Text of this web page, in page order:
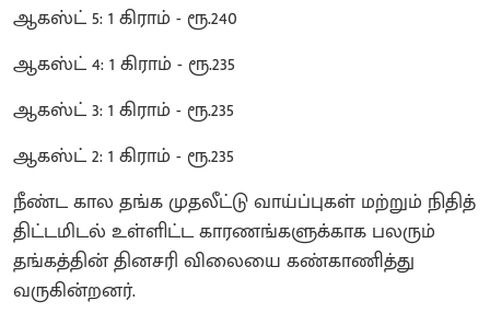
ஆகஸ்ட் 5: 1 கிராம் - ரூ.240
ஆகஸ்ட் 4: 1 கிராம் - ரூ.235
ஆகஸ்ட் 3: 1 கிராம் - ரூ.235
ஆகஸ்ட் 2: 1 கிராம் - ரூ.235
நீண்ட கால தங்க முதலீட்டு வாய்ப்புகள் மற்றும் நிதித்
திட்டமிடல் உள்ளிட்ட காரணங்களுக்காக பலரும்
தங்கத்தின் தினசரி விலையை கண்காணித்து
வருகின்றனர்.